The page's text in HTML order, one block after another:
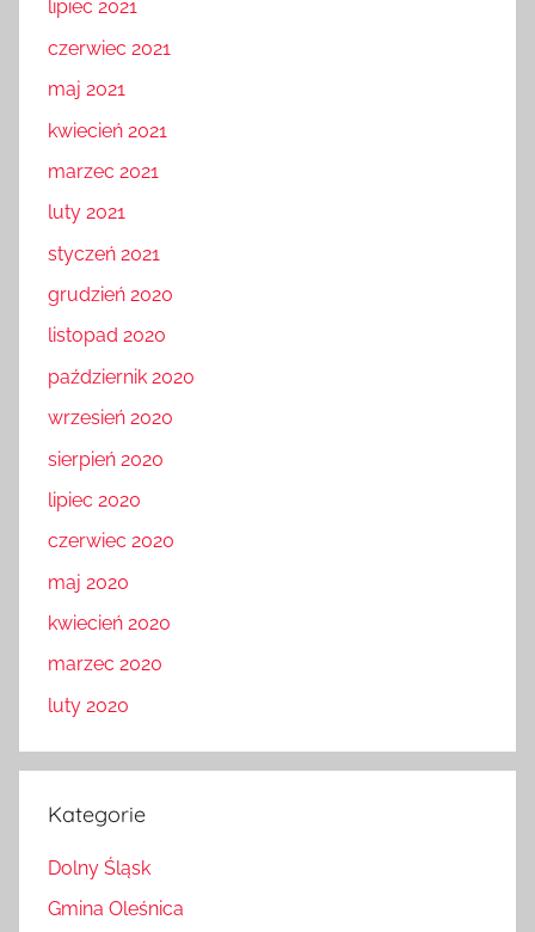
lipiec 2021
czerwiec 2021
maj 2021
kwiecień 2021
marzec 2021
luty 2021
styczeń 2021
grudzień 2020
listopad 2020
październik 2020
wrzesień 2020
sierpień 2020
lipiec 2020
czerwiec 2020
maj 2020
kwiecień 2020
marzec 2020
luty 2020
Kategorie
Dolny Śląsk
Gmina Oleśnica